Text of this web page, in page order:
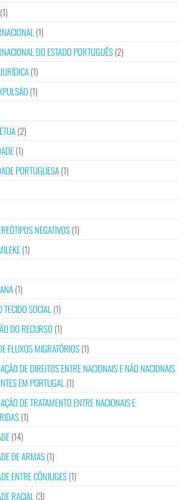
(1)
(1)
DO ESTADO PORTUGUÊS(2)
(1)
(1)
(2)
(1)
PORTUGUESA(1)
NEGATIVOS(1)
(1)
(1)
SOCIAL (1)
DO RECURSO (1)
FLUXOS MIGRATÓRIOS(1)
DE DIREITOS ENTRE NACIONAIS E NÃO NACIONAIS
EM PORTUGAL (1)
DE TRATAMENTO ENTRE NACIONAIS E
(1)
(14)
DE ARMAS(1)
ENTRE CÔNJUGES(1)
RACIAL (3)